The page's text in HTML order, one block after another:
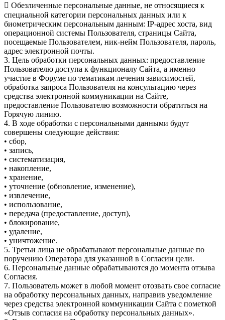
 Обезличенные персональные данные, не относящиеся к
специальной категории персональных данных или к
биометрическим персональным данным: IP-адрес хоста, вид
операционной системы Пользователя, страницы Сайта,
посещаемые Пользователем, ник-нейм Пользователя, пароль,
адрес электронной почты.
3. Цель обработки персональных данных: предоставление
Пользователю доступа к функционалу Сайта, а именно
участие в Форуме по тематикам лечения зависимостей,
обработка запроса Пользователя на консультацию через
средства электронной коммуникации на Сайте,
предоставление Пользователю возможности обратиться на
Горячую линию.
4. В ходе обработки с персональными данными будут
совершены следующие действия:
• сбор,
• запись,
• систематизация,
• накопление,
• хранение,
• уточнение (обновление, изменение),
• извлечение,
• использование,
• передача (предоставление, доступ),
• блокирование,
• удаление,
• уничтожение.
5. Третьи лица не обрабатывают персональные данные по
поручению Оператора для указанной в Согласии цели.
6. Персональные данные обрабатываются до момента отзыва
Согласия.
7. Пользователь может в любой момент отозвать свое согласие
на обработку персональных данных, направив уведомление
через средства электронной коммуникации Сайта с пометкой
«Отзыв согласия на обработку персональных данных».